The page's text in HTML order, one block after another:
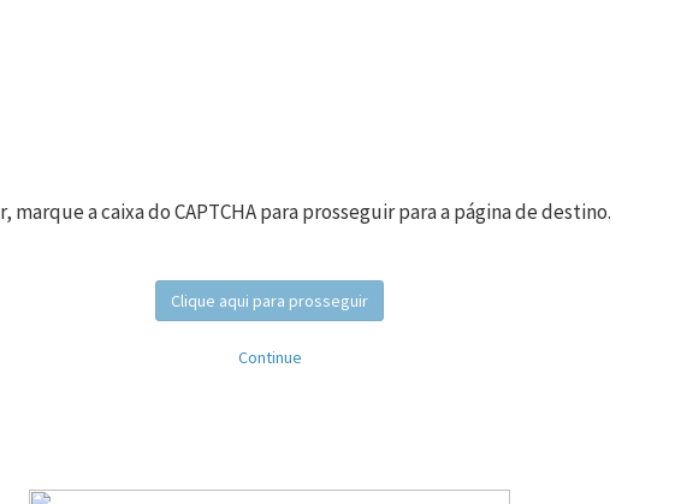
marque a caixa do CAPTCHA para prosseguir para a página de destino.
Clique aqui para prosseguir
Continue